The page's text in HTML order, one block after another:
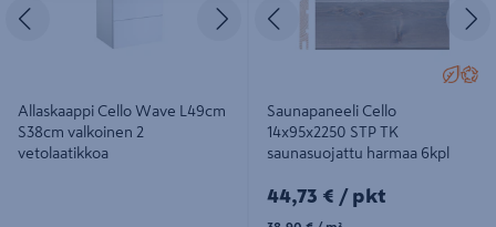
Seuraava
Allaskaappi Cello Wave L49cm
S38cm valkoinen 2
vetolaatikkoa
Edellinen
Saunapaneeli Cello
14x95x2250 STP TK
saunasuojattu harmaa 6kpl
44,73€/pkt
44,73 € / pkt
38,90€/m²